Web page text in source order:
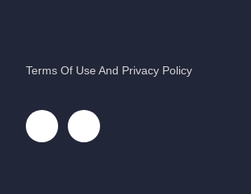
Terms Of Use And Privacy Policy